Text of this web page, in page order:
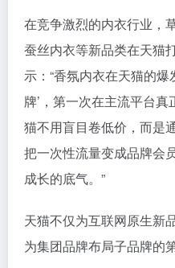
在竞争激烈的内衣行业，
蚕丝内衣等新品类在天猫
示：“香氛内衣在天猫的爆
牌’，第一次在主流平台真
猫不用盲目卷低价，而是
把一次性流量变成品牌会
成长的底气。”
天猫不仅为互联网原生新
为集团品牌布局子品牌的